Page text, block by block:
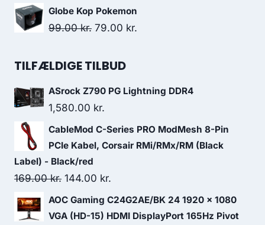
price
was:
price
is:
Globe Kop Pokemon
99.00kr. Original
was:
79.00 kr.
TILFÆLDIGE TILBUD
ASrock Z790 PG Lightning DDR4
1,580.00 kr.
CableMod C-Series PRO ModMesh 8-Pin
PCIe Kabel, Corsair RMi/RMx/RM (Black
Label) - Black/red
169.00kr. Original
price
was:
144.00 kr.
price
is:
AOC Gaming C24G2AE/BK 24 1920 x 1080
VGA (HD-15) HDMI DisplayPort 165Hz Pivot